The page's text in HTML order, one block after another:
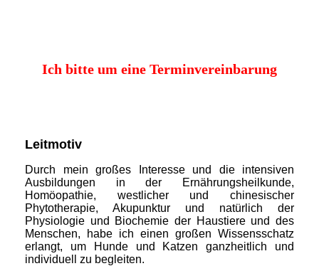
Ich bitte um eine Terminvereinbarung
Leitmotiv
Durch mein großes Interesse und die intensiven
Ausbildungen in der Ernährungsheilkunde,
Homöopathie, westlicher und chinesischer
Phytotherapie, Akupunktur und natürlich der
Physiologie und Biochemie der Haustiere und des
Menschen, habe ich einen großen Wissensschatz
erlangt, um Hunde und Katzen ganzheitlich und
individuell zu begleiten.